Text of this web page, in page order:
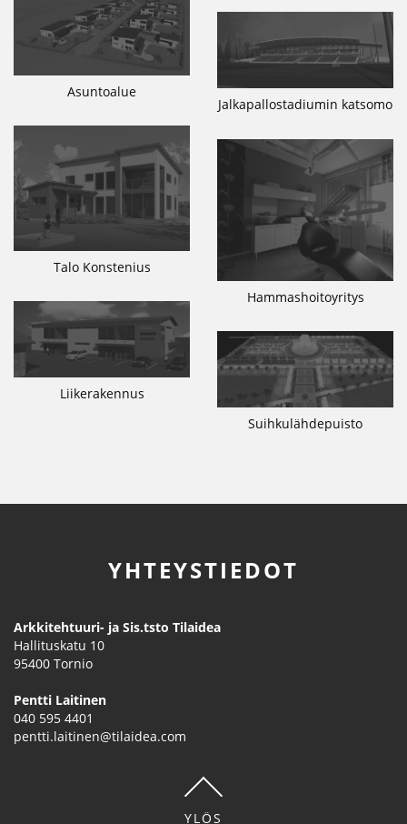
Asuntoalue
Jalkapallostadiumin katsomo
Talo Konstenius
Hammashoitoyritys
Liikerakennus
Suihkulähdepuisto
YHTEYSTIEDOT
Arkkitehtuuri- ja Sis.tsto Tilaidea
Hallituskatu 10
95400 Tornio
Pentti Laitinen
040 595 4401
pentti.laitinen@tilaidea.com
YLÖS